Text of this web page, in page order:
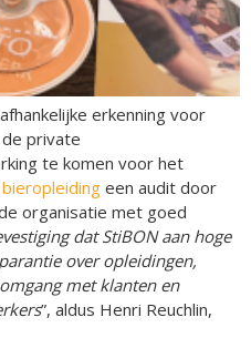
erkenning voor
private
te komen voor het
een audit door
organisatie met goed
dat StiBON aan hoge
over opleidingen,
met klanten en
”, aldus Henri Reuchlin,